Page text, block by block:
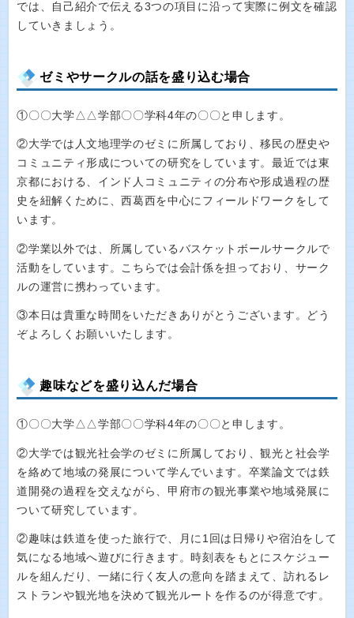
では、自己紹介で伝える3つの項目に沿って実際に例文を確認
していきましょう。
ゼミやサークルの話を盛り込む場合
①〇〇大学△△学部〇〇学科4年の〇〇と申します。
②大学では人文地理学のゼミに所属しており、移民の歴史や
コミュニティ形成についての研究をしています。最近では東
京都における、インド人コミュニティの分布や形成過程の歴
史を紐解くために、西葛西を中心にフィールドワークをして
います。
②学業以外では、所属しているバスケットボールサークルで
活動をしています。こちらでは会計係を担っており、サーク
ルの運営に携わっています。
③本日は貴重な時間をいただきありがとうございます。どう
ぞよろしくお願いいたします。
趣味などを盛り込んだ場合
①〇〇大学△△学部〇〇学科4年の〇〇と申します。
②大学では観光社会学のゼミに所属しており、観光と社会学
を絡めて地域の発展について学んでいます。卒業論文では鉄
道開発の過程を交えながら、甲府市の観光事業や地域発展に
ついて研究しています。
②趣味は鉄道を使った旅行で、月に1回は日帰りや宿泊をして
気になる地域へ遊びに行きます。時刻表をもとにスケジュー
ルを組んだり、一緒に行く友人の意向を踏まえて、訪れるレ
ストランや観光地を決めて観光ルートを作るのが得意です。